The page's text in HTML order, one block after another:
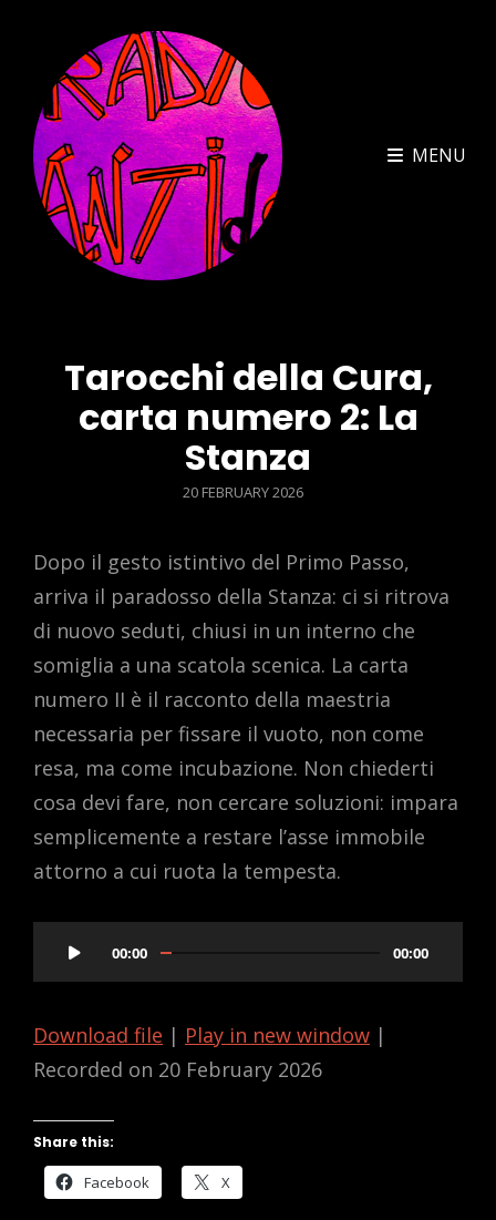
MENU
Tarocchi della Cura,
carta numero 2: La
Stanza
POSTED
20 FEBRUARY 2026
Dopo il gesto istintivo del Primo Passo,
arriva il paradosso della Stanza: ci si ritrova
di nuovo seduti, chiusi in un interno che
somiglia a una scatola scenica. La carta
numero II è il racconto della maestria
necessaria per fissare il vuoto, non come
resa, ma come incubazione. Non chiederti
cosa devi fare, non cercare soluzioni: impara
semplicemente a restare l’asse immobile
attorno a cui ruota la tempesta.
00:00 00:00
Download file | Play in new window |
Recorded on 20 February 2026
Share this:
Facebook X